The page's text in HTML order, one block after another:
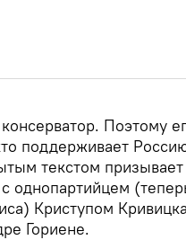
Поэтому
поддерживает
текстом
с однопартийцем
Криступом
Гориене.